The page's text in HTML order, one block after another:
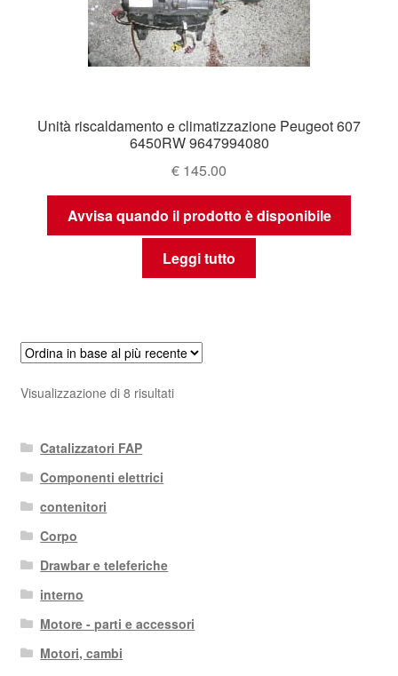
Unità riscaldamento e climatizzazione Peugeot 607
6450RW 9647994080
€ 145.00
Avvisa quando il prodotto è disponibile
Leggi tutto
Visualizzazione di 8 risultatiOrdina
Catalizzatori FAP
Componenti elettrici
contenitori
Corpo
Drawbar e teleferiche
interno
Motore - parti e accessori
Motori, cambi